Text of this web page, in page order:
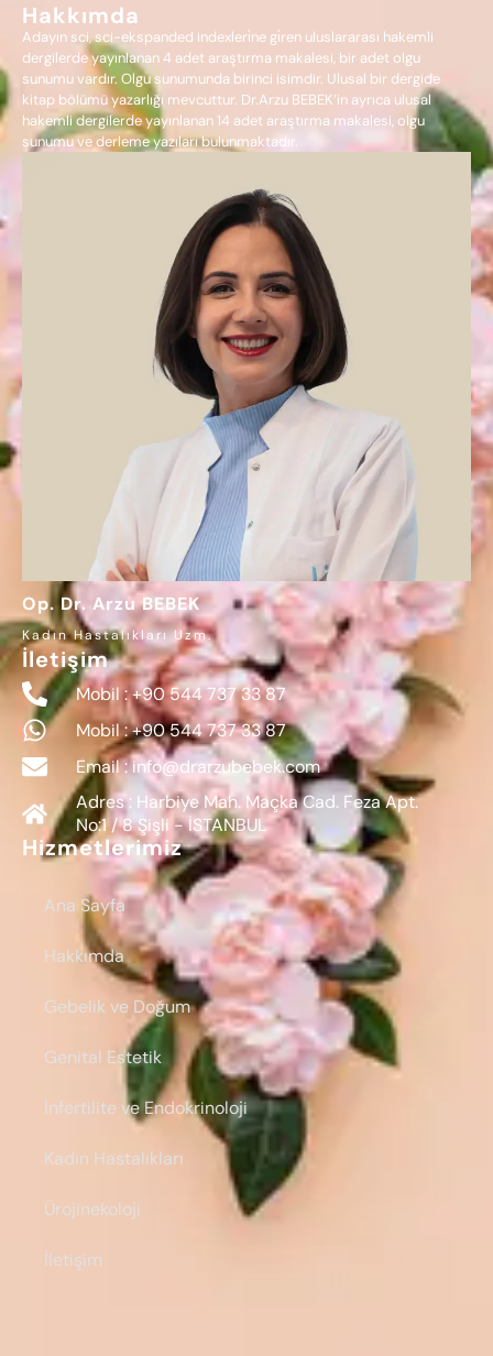
Hakkımda
Adayın sci, sci-ekspanded indexleri̇ne gi̇ren uluslararası hakemli
dergilerde yayınlanan 4 adet araştırma makalesi, bir adet olgu
sunumu vardır. Olgu sunumunda birinci isimdir. Ulusal bir dergide
kitap bölümü yazarlığı mevcuttur. Dr.Arzu BEBEK’in ayrıca ulusal
hakemli dergilerde yayınlanan 14 adet araştırma makalesi, olgu
sunumu ve derleme yazıları bulunmaktadır.
Op. Dr. Arzu BEBEK
Kadın Hastalıkları Uzm.
İletişim
Mobil : +90 544 737 33 87
Mobil : +90 544 737 33 87
Email : info@drarzubebek.com
Adres : Harbiye Mah. Maçka Cad. Feza Apt.
No:1 / 8 Şişli - İSTANBUL
Hizmetlerimiz
Ana Sayfa
Hakkımda
Gebelik ve Doğum
Genital Estetik
İnfertilite ve Endokrinoloji
Kadın Hastalıkları
Ürojinekoloji
İletişim